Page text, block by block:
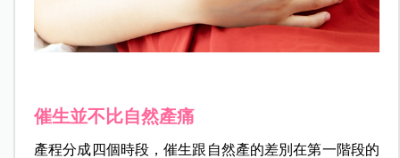
催生並不比自然產痛
產程分成四個時段，催生跟自然產的差別在第一階段的